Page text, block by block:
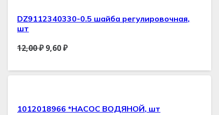
DZ9112340330-0.5 шайба регулировочная,
шт
12,00₽ 9,60₽
1012018966 *НАСОС ВОДЯНОЙ, шт